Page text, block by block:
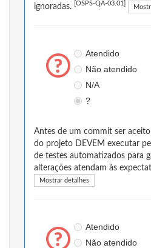
ignoradas.
[OSPS-QA-03.01]
Atendido
Não atendido
N/A
?
Antes de um commit ser
do projeto DEVEM executar
de testes automatizados para
alterações atendam às
Mostrar detalhes
Atendido
Não atendido